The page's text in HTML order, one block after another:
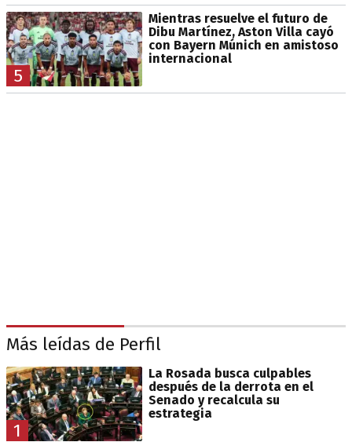
5
Mientras resuelve el futuro de
Dibu Martínez, Aston Villa cayó
con Bayern Múnich en amistoso
internacional
Más leídas de Perfil
1
La Rosada busca culpables
después de la derrota en el
Senado y recalcula su
estrategia